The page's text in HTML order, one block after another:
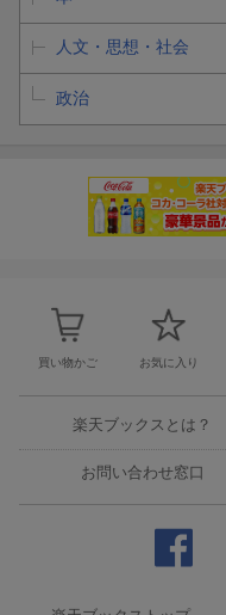
人文・思想・社会
政治
買い物かご お気に入り
楽天ブックスとは？
お問い合わせ窓口